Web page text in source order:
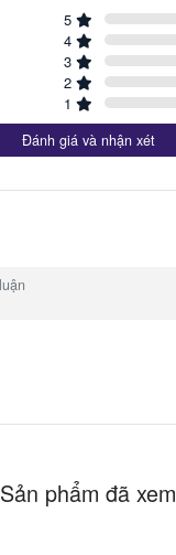
5
4
3
2
1
Đánh giá và nhận xét
Sản phẩm đã xem